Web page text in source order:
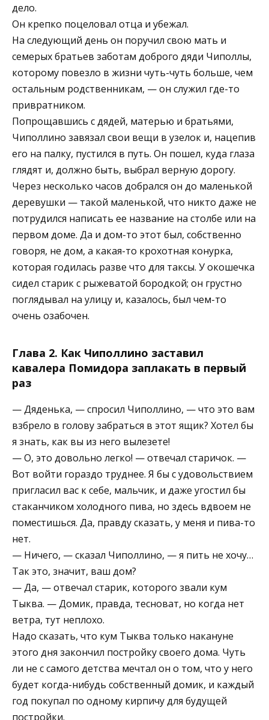
дело.
Он крепко поцеловал отца и убежал.
На следующий день он поручил свою мать и
семерых братьев заботам доброго дяди Чиполлы,
которому повезло в жизни чуть-чуть больше, чем
остальным родственникам, — он служил где-то
привратником.
Попрощавшись с дядей, матерью и братьями,
Чиполлино завязал свои вещи в узелок и, нацепив
его на палку, пустился в путь. Он пошел, куда глаза
глядят и, должно быть, выбрал верную дорогу.
Через несколько часов добрался он до маленькой
деревушки — такой маленькой, что никто даже не
потрудился написать ее название на столбе или на
первом доме. Да и дом-то этот был, собственно
говоря, не дом, а какая-то крохотная конурка,
которая годилась разве что для таксы. У окошечка
сидел старик с рыжеватой бородкой; он грустно
поглядывал на улицу и, казалось, был чем-то
очень озабочен.
Глава 2. Как Чиполлино заставил
кавалера Помидора заплакать в первый
раз
— Дяденька, — спросил Чиполлино, — что это вам
взбрело в голову забраться в этот ящик? Хотел бы
я знать, как вы из него вылезете!
— О, это довольно легко! — отвечал старичок. —
Вот войти гораздо труднее. Я бы с удовольствием
пригласил вас к себе, мальчик, и даже угостил бы
стаканчиком холодного пива, но здесь вдвоем не
поместишься. Да, правду сказать, у меня и пива-то
нет.
— Ничего, — сказал Чиполлино, — я пить не хочу…
Так это, значит, ваш дом?
— Да, — отвечал старик, которого звали кум
Тыква. — Домик, правда, тесноват, но когда нет
ветра, тут неплохо.
Надо сказать, что кум Тыква только накануне
этого дня закончил постройку своего дома. Чуть
ли не с самого детства мечтал он о том, что у него
будет когда-нибудь собственный домик, и каждый
год покупал по одному кирпичу для будущей
постройки.